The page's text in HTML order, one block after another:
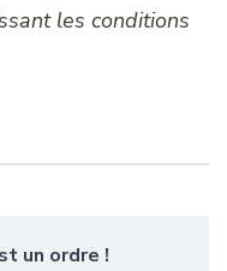
les conditions
un ordre !